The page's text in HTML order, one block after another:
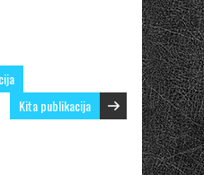
Kita publikacija